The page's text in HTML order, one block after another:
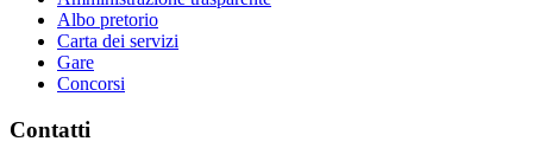
Albo pretorio
Carta dei servizi
Gare
Concorsi
Contatti